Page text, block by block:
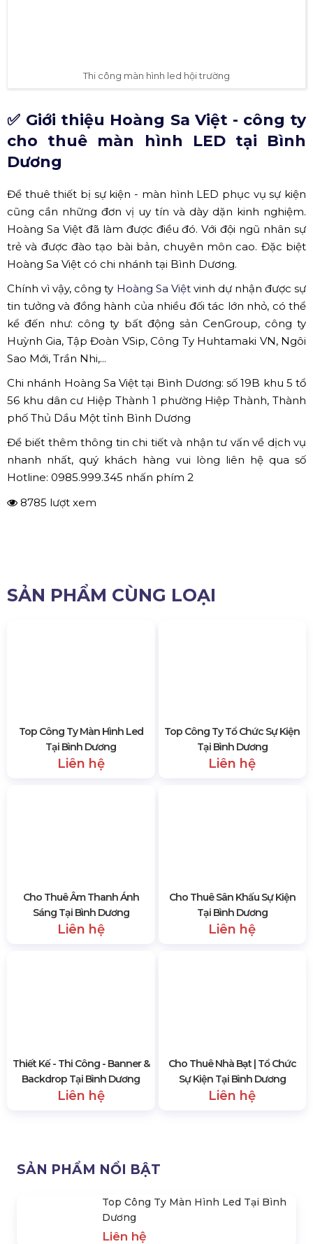
Thi công màn hình led hội trường
✅ Giới thiệu Hoàng Sa Việt - công ty
cho thuê màn hình LED tại Bình
Dương
Để thuê thiết bị sự kiện - màn hình LED phục vụ sự kiện
cũng cần những đơn vị uy tín và dày dặn kinh nghiệm.
Hoàng Sa Việt đã làm được điều đó. Với đội ngũ nhân sự
trẻ và được đào tạo bài bản, chuyên môn cao. Đặc biệt
Hoàng Sa Việt có chi nhánh tại Bình Dương.
Chính vì vậy, công ty Hoàng Sa Việtvinh dự nhận được sự
tin tưởng và đồng hành của nhiều đối tác lớn nhỏ, có thể
kể đến như: công ty bất động sản CenGroup, công ty
Huỳnh Gia, Tập Đoàn VSip, Công Ty Huhtamaki VN, Ngôi
Sao Mới, Trần Nhi,...
Chi nhánh Hoàng Sa Việt tại Bình Dương: số 19B khu 5 tổ
56 khu dân cư Hiệp Thành 1 phường Hiệp Thành, Thành
phố Thủ Dầu Một tỉnh Bình Dương
Để biết thêm thông tin chi tiết và nhận tư vấn về dịch vụ
nhanh nhất, quý khách hàng vui lòng liên hệ qua số
Hotline: 0985.999.345 nhấn phím 2
8785 lượt xem
SẢN PHẨM CÙNG LOẠI
Top Công Ty Màn Hình Led
Tại Bình Dương
Liên hệ
Top Công Ty Tổ Chức Sự Kiện
Tại Bình Dương
Liên hệ
Cho Thuê Âm Thanh Ánh
Sáng Tại Bình Dương
Liên hệ
Cho Thuê Sân Khấu Sự Kiện
Tại Bình Dương
Liên hệ
Thiết Kế - Thi Công - Banner &
Backdrop Tại Bình Dương
Liên hệ
Cho Thuê Nhà Bạt | Tổ Chức
Sự Kiện Tại Bình Dương
Liên hệ
SẢN PHẨM NỔI BẬT
Top Công Ty Màn Hình Led Tại Bình
Dương
Liên hệ